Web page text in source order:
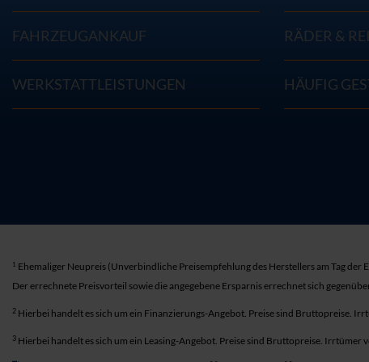
FAHRZEUGANKAUF
WERKSTATTLEISTUNGEN
RÄDER &
HÄUFIG
1 Ehemaliger Neupreis (Unverbindliche Preisempfehlung des Herstellers am Tag der
Der errechnete Preisvorteil sowie die angegebene Ersparnis errechnet sich
2 Hierbei handelt es sich um ein Finanzierungs-Angebot. Preise sind Bruttopreise.
3 Hierbei handelt es sich um ein Leasing-Angebot. Preise sind Bruttopreise. Irrtümer